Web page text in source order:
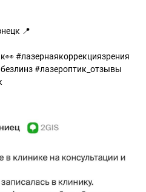
📍
#лазернаякоррекциязрения
#лазероптик_отзывы